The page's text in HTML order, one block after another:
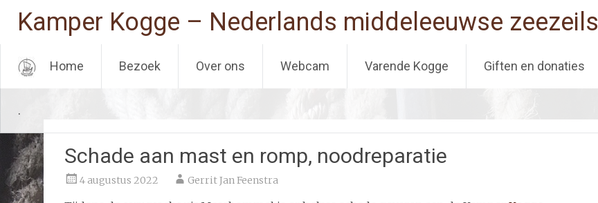
naar
de
inhoud
Kamper Kogge – Nederlands middeleeuwse
Home Bezoek Over ons Webcam Varende Kogge Giften en donaties
.
Schade aan mast en romp, noodreparatie
4 augustus 2022 Gerrit Jan Feenstra